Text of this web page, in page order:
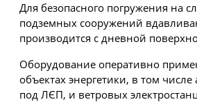
Для безопасного погружения на
подземных сооружений
производится с дневной
Оборудование оперативно
объектах энергетики, в том
под ЛЄП, и ветровых